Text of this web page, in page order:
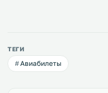
ТЕГИ
Авиабилеты